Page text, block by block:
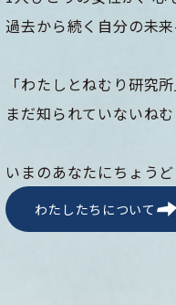
過去から続く自分の未
「わたしとねむり研究
まだ知られていないね
いまのあなたにちょう
わたしたちについて